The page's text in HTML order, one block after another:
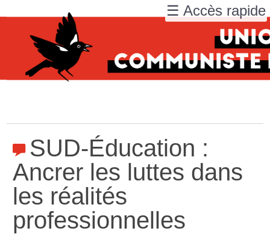
SUD-Éducation :
Ancrer les luttes dans
les réalités
professionnelles
☰ Accès rapide